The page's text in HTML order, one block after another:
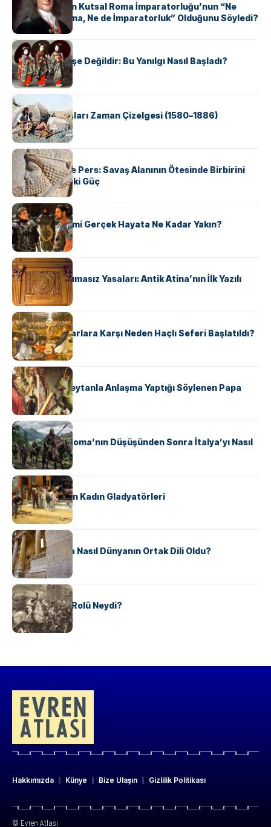
Voltaire Neden Kutsal Roma İmparatorluğu’nun “Ne
Kutsal, Ne Roma, Ne de İmparatorluk” Olduğunu Söyledi?
KÜLTÜR
Geyşalar Fahişe Değildir: Bu Yanılgı Nasıl Başladı?
KÜLTÜR
Apache Savaşları Zaman Çizelgesi (1580–1886)
KÜLTÜR
Antik Yunan ve Pers: Savaş Alanının Ötesinde Birbirini
Şekillendiren İki Güç
KÜLTÜR
‘Gladiator’ Filmi Gerçek Hayata Ne Kadar Yakın?
KÜLTÜR
Draco’nun Acımasız Yasaları: Antik Atina’nın İlk Yazılı
Hukuk Kodu
KÜLTÜR
Avrupalı ​​Katharlara Karşı Neden Haçlı Seferi Başlatıldı?
KÜLTÜR
II. Silvester: Şeytanla Anlaşma Yaptığı Söylenen Papa
KÜLTÜR
Ostrogotlar Roma’nın Düşüşünden Sonra İtalya’yı Nasıl
Ele Geçirdi?
KÜLTÜR
Antik Roma’nın Kadın Gladyatörleri
KÜLTÜR
Antik Yunanca Nasıl Dünyanın Ortak Dili Oldu?
KÜLTÜR
Valdensler’in Rolü Neydi?
Hakkımızda Künye Bize Ulaşın Gizlilik Politikası
© Evren Atlası